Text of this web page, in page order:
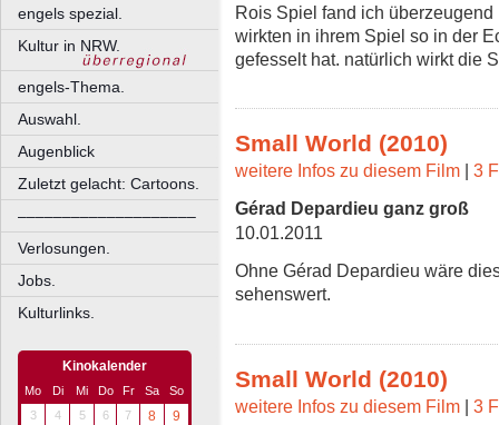
engels spezial.
Kultur in NRW.
engels-Thema.
Auswahl.
Augenblick
Zuletzt gelacht: Cartoons.
––––––––––––––––––––
Verlosungen.
Jobs.
Kulturlinks.
Kinokalender
Mo Di Mi Do Fr Sa
So
3
4 5 6 7 8
9
Rois Spiel fand ich
wirkten in ihrem Spiel so in der
gefesselt hat. natürlich wirkt die
Small World (2010)
weitere Infos zu diesem Film
3
Gérad Depardieu ganz groß
10.01.2011
Ohne Gérad Depardieu wäre
sehenswert.
Small World (2010)
weitere Infos zu diesem Film | 3